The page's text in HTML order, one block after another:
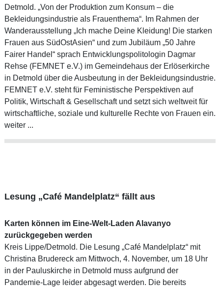
Detmold. „Von der Produktion zum Konsum – die
Bekleidungsindustrie als Frauenthema“. Im Rahmen der
Wanderausstellung „Ich mache Deine Kleidung! Die starken
Frauen aus SüdOstAsien“ und zum Jubiläum „50 Jahre
Fairer Handel“ sprach Entwicklungspolitologin Dagmar
Rehse (FEMNET e.V.) im Gemeindehaus der Erlöserkirche
in Detmold über die Ausbeutung in der Bekleidungsindustrie.
FEMNET e.V. steht für Feministische Perspektiven auf
Politik, Wirtschaft & Gesellschaft und setzt sich weltweit für
wirtschaftliche, soziale und kulturelle Rechte von Frauen ein.
weiter ...
Lesung „Café Mandelplatz“ fällt aus
Karten können im Eine-Welt-Laden Alavanyo
zurückgegeben werden
Kreis Lippe/Detmold. Die Lesung „Café Mandelplatz“ mit
Christina Brudereck am Mittwoch, 4. November, um 18 Uhr
in der Pauluskirche in Detmold muss aufgrund der
Pandemie-Lage leider abgesagt werden. Die bereits